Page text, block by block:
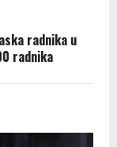
radnika u
radnika